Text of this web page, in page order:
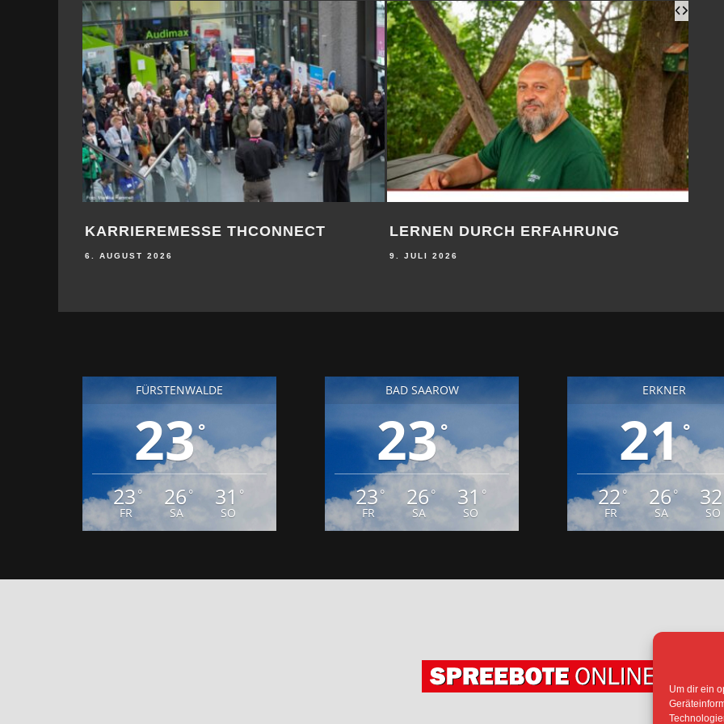
Um dir ein
KARRIEREMESSE THCONNECT
6. AUGUST 2026
LERNEN DURCH ERFAHRUNG
9. JULI 2026
FÜRSTENWALDE
23°
23°
FR
26°
SA
31 °
SO
BAD SAAROW
23°
23°
FR
26°
SA
31 °
SO
ERKNER
21°
22°
FR
26°
SA
32
SO